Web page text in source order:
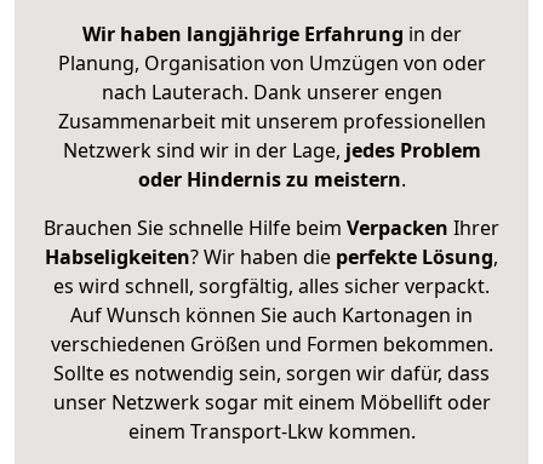
Wir haben langjährige Erfahrung in der
Planung, Organisation von Umzügen von oder
nach Lauterach. Dank unserer engen
Zusammenarbeit mit unserem professionellen
Netzwerk sind wir in der Lage, jedes Problem
oder Hindernis zu meistern.
Brauchen Sie schnelle Hilfe beim Verpacken Ihrer
Habseligkeiten? Wir haben die perfekte Lösung,
es wird schnell, sorgfältig, alles sicher verpackt.
Auf Wunsch können Sie auch Kartonagen in
verschiedenen Größen und Formen bekommen.
Sollte es notwendig sein, sorgen wir dafür, dass
unser Netzwerk sogar mit einem Möbellift oder
einem Transport-Lkw kommen.